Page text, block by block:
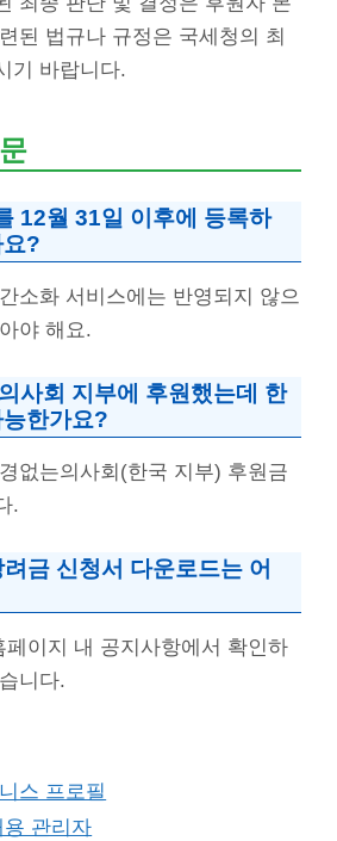
된 법규나 규정은 국세청의 최
기 바랍니다.
12월 31일 이후에 등록하
?
소화 서비스에는 반영되지 않으
야 해요.
사회 지부에 후원했는데 한
한가요?
없는의사회(한국 지부) 후원금
.
금 신청서 다운로드는 어
페이지 내 공지사항에서 확인하
니다.
스 프로필
관리자